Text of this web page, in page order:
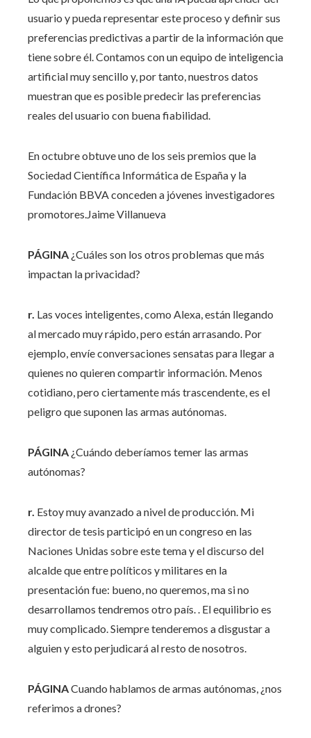
usuario y pueda representar este proceso y definir sus
preferencias predictivas a partir de la información que
tiene sobre él. Contamos con un equipo de inteligencia
artificial muy sencillo y, por tanto, nuestros datos
muestran que es posible predecir las preferencias
reales del usuario con buena fiabilidad.
En octubre obtuve uno de los seis premios que la
Sociedad Científica Informática de España y la
Fundación BBVA conceden a jóvenes investigadores
promotores. Jaime Villanueva
PÁGINA ¿Cuáles son los otros problemas que más
impactan la privacidad?
r. Las voces inteligentes, como Alexa, están llegando
al mercado muy rápido, pero están arrasando. Por
ejemplo, envíe conversaciones sensatas para llegar a
quienes no quieren compartir información. Menos
cotidiano, pero ciertamente más trascendente, es el
peligro que suponen las armas autónomas.
PÁGINA ¿Cuándo deberíamos temer las armas
autónomas?
r. Estoy muy avanzado a nivel de producción. Mi
director de tesis participó en un congreso en las
Naciones Unidas sobre este tema y el discurso del
alcalde que entre políticos y militares en la
presentación fue: bueno, no queremos, ma si no
desarrollamos tendremos otro país. . El equilibrio es
muy complicado. Siempre tenderemos a disgustar a
alguien y esto perjudicará al resto de nosotros.
PÁGINACuando hablamos de armas autónomas, ¿nos
referimos a drones?